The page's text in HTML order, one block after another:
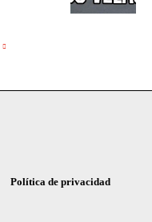
Política de privacidad